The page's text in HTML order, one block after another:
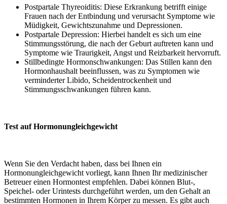
Postpartale Thyreoiditis: Diese Erkrankung betrifft einige
Frauen nach der Entbindung und verursacht Symptome wie
Müdigkeit, Gewichtszunahme und Depressionen.
Postpartale Depression: Hierbei handelt es sich um eine
Stimmungsstörung, die nach der Geburt auftreten kann und
Symptome wie Traurigkeit, Angst und Reizbarkeit hervorruft.
Stillbedingte Hormonschwankungen: Das Stillen kann den
Hormonhaushalt beeinflussen, was zu Symptomen wie
verminderter Libido, Scheidentrockenheit und
Stimmungsschwankungen führen kann.
Test auf Hormonungleichgewicht
Wenn Sie den Verdacht haben, dass bei Ihnen ein
Hormonungleichgewicht vorliegt, kann Ihnen Ihr medizinischer
Betreuer einen Hormontest empfehlen. Dabei können Blut-,
Speichel- oder Urintests durchgeführt werden, um den Gehalt an
bestimmten Hormonen in Ihrem Körper zu messen. Es gibt auch